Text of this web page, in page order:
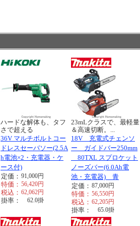
ハードな解体も、タフ
さで超える
36V マルチボルトコー
ドレスセーバソー(2.5A
h電池×2・充電器・ケ
ース付)
定価： 91,000円
特価： 56,420円
税込： 62,062円
掛率： 62.0掛
23mLクラスで、最軽量
＆高速切断。...
18V 充電式チェンソ
ー ガイドバー250mm
80TXL スプロケット
ノーズバー(6.0Ah電
池・充電器) 青
定価： 87,000円
特価： 56,550円
税込： 62,205円
掛率： 65.0掛